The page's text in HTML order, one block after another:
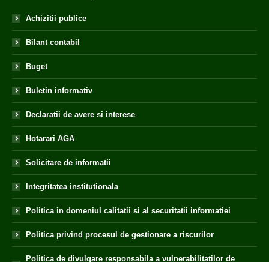
Achizitii publice
Bilant contabil
Buget
Buletin informativ
Declaratii de avere si interese
Hotarari AGA
Solicitare de informatii
Integritatea institutionala
Politica in domeniul calitatii si al securitatii informatiei
Politica privind procesul de gestionare a riscurilor
Politica de divulgare responsabila a vulnerabilitatilor de